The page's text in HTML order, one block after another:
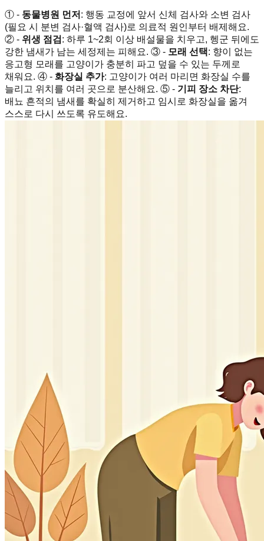
① - 동물병원 먼저 : 행동 교정에 앞서 신체 검사와 소변 검사
(필요 시 분변 검사·혈액 검사)로 의료적 원인부터 배제해요.
② - 위생 점검 : 하루 1~2회 이상 배설물을 치우고, 헹군 뒤에도
강한 냄새가 남는 세정제는 피해요. ③ - 모래 선택: 향이 없는
응고형 모래를 고양이가 충분히 파고 덮을 수 있는 두께로
채워요. ④ - 화장실 추가: 고양이가 여러 마리면 화장실 수를
늘리고 위치를 여러 곳으로 분산해요. ⑤ - 기피 장소 차단:
배뇨 흔적의 냄새를 확실히 제거하고 임시로 화장실을 옮겨
스스로 다시 쓰도록 유도해요.